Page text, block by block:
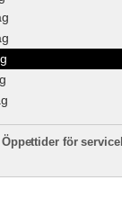
Öppettider för